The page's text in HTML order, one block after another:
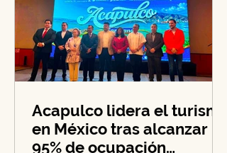
Acapulco lidera el turismo